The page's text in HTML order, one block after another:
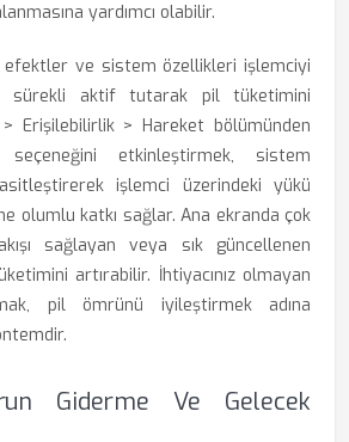
yardımcı olabilir.
efektler ve sistem özellikleri işlemciyi
sürekli aktif tutarak pil tüketimini
Erişilebilirlik > Hareket bölümünden
seçeneğini etkinleştirmek, sistem
işlemci üzerindeki yükü
olumlu katkı sağlar. Ana ekranda çok
sağlayan veya sık güncellenen
artırabilir. İhtiyacınız olmayan
pil ömrünü iyileştirmek adına
Giderme Ve Gelecek